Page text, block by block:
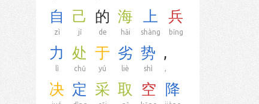
自
zì
己
jǐ
的
de
海
hǎi
上
shàng
兵
bīng
力
lì
处
chǔ
于
yú
劣
liè
势
shì
,
,
决 定 采 取 空 降